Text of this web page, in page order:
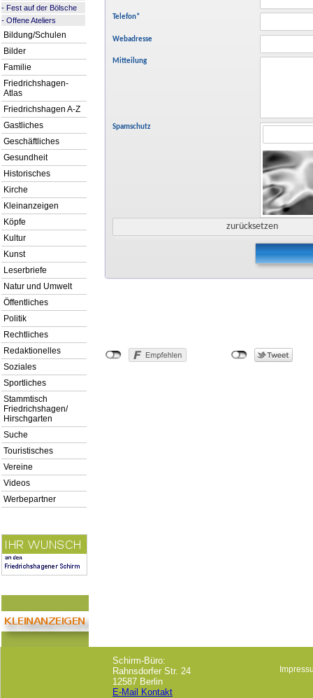
- Fest auf der Bölsche
- Offene Ateliers
Bildung/Schulen
Bilder
Familie
Friedrichshagen-
Atlas
Friedrichshagen A-Z
Gastliches
Geschäftliches
Gesundheit
Historisches
Kirche
Kleinanzeigen
Köpfe
Kultur
Kunst
Leserbriefe
Natur und Umwelt
Öffentliches
Politik
Rechtliches
Redaktionelles
Soziales
Sportliches
Stammtisch
Friedrichshagen/
Hirschgarten
Suche
Touristisches
Vereine
Videos
Werbepartner
Telefon*
Webadresse
Mitteilung
Spamschutz
Schirm-Büro:
Rahnsdorfer Str. 24
12587 Berlin
E-Mail Kontakt